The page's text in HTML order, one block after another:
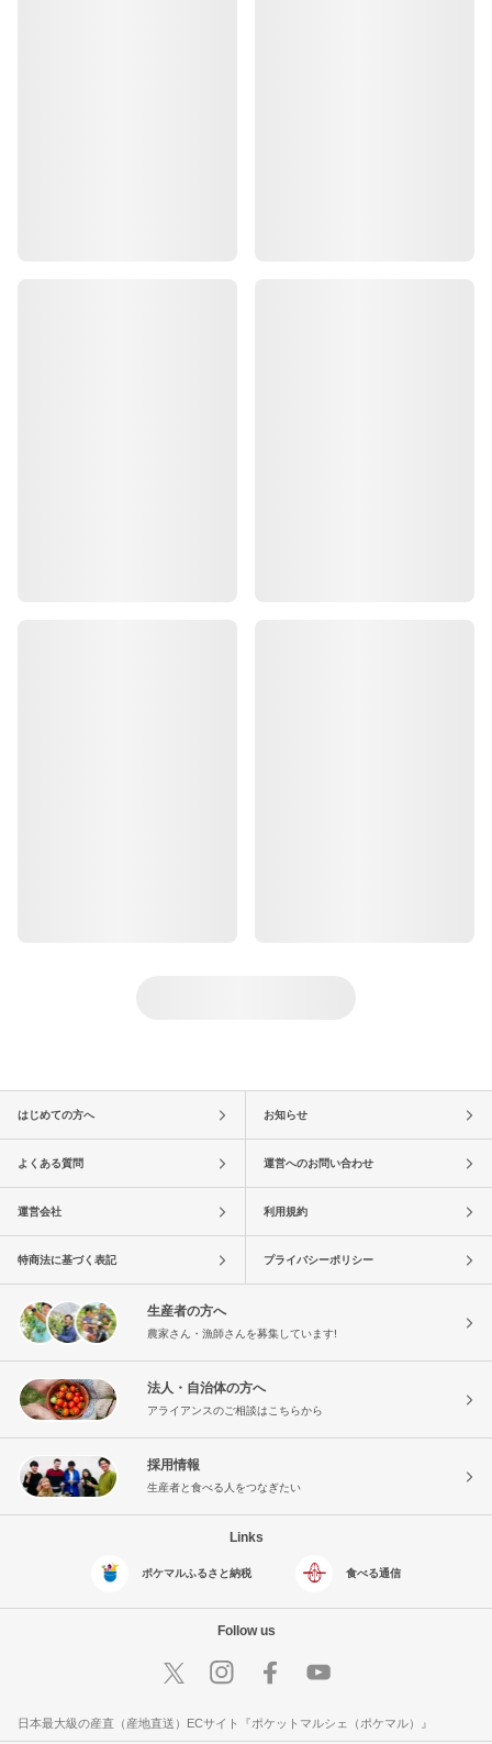
はじめての方へ お知らせ
よくある質問 運営へのお問い合わせ
運営会社 利用規約
特商法に基づく表記 プライバシーポリシー
生産者の方へ
農家さん・漁師さんを募集しています!
法人・自治体の方へ
アライアンスのご相談はこちらから
採用情報
生産者と食べる人をつなぎたい
Links
ポケマルふるさと納税 食べる通信
Follow us
日本最大級の産直（産地直送）ECサイト『ポケットマルシェ（ポケマル）』